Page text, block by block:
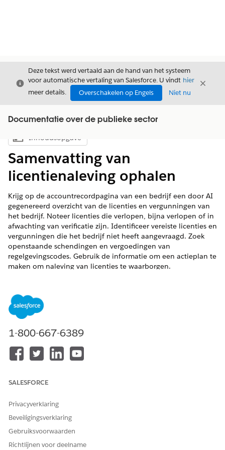
Sluiten
Deze tekst werd vertaald aan de hand van het systeem
voor automatische vertaling van Salesforce. U vindt hier
meer details.
Overschakelen op Engels Niet nu
Sluiten
Documentatie over de publieke sector
Inhoudsopgave weergeven
Inhoudsopgave
Samenvatting van
licentienaleving ophalen
Krijg op de accountrecordpagina van een bedrijf een door AI
gegenereerd overzicht van de licenties en vergunningen van
het bedrijf. Noteer licenties die verlopen, bijna verlopen of in
afwachting van verificatie zijn. Identificeer vereiste licenties en
vergunningen die het bedrijf niet heeft aangevraagd. Zoek
openstaande schendingen en vergoedingen van
regelgevingscodes. Gebruik de informatie om een actieplan te
maken om naleving van licenties te waarborgen.
Ondersteunde productedities weergeven
BENODIGDE GEBRUIKERSMACHTIGINGEN
Een samenvatting van
licentienaleving genereren:
Zoek en selecteer vanuit de Appstarter
Licenties en vergunningen
SelecteerAccountsin het navigatiemenu van de app en
1-800-667-6389
SALESFORCE
Privacyverklaring
Beveiligingsverklaring
Gebruiksvoorwaarden
Richtlijnen voor deelname